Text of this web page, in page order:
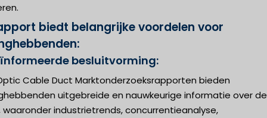
biedt belangrijke voordelen voor
besluitvorming:
Cable Duct Marktonderzoeksrapporten bieden
uitgebreide en nauwkeurige informatie over de
waaronder industrietrends, concurrentieanalyse,